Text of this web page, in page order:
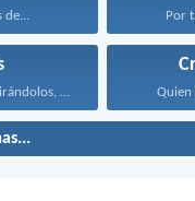
Por
Quien